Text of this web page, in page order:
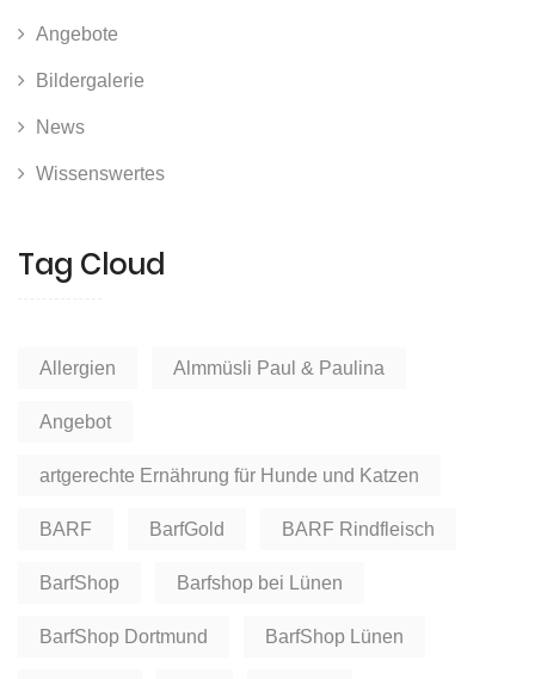
Angebote
Bildergalerie
News
Wissenswertes
Tag Cloud
Allergien Almmüsli Paul & Paulina
Angebot
artgerechte Ernährung für Hunde und Katzen
BARF BarfGold BARF Rindfleisch
BarfShop Barfshop bei Lünen
BarfShop Dortmund BarfShop Lünen